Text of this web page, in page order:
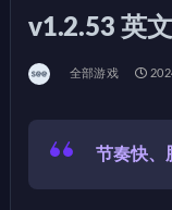
v1.2.53 英
全部游戏
节奏快、